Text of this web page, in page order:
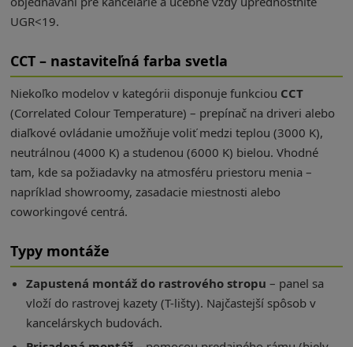
UGR<19.
CCT – nastaviteľná farba svetla
Niekoľko modelov v kategórii disponuje funkciou CCT
(Correlated Colour Temperature) – prepínač na driveri alebo
diaľkové ovládanie umožňuje voliť medzi teplou (3000 K),
neutrálnou (4000 K) a studenou (6000 K) bielou. Vhodné
tam, kde sa požiadavky na atmosféru priestoru menia –
napríklad showroomy, zasadacie miestnosti alebo
coworkingové centrá.
Typy montáže
Zapustená montáž do rastrového stropu – panel sa
vloží do rastrovej kazety (T-lišty). Najčastejší spôsob v
kancelárskych budovách.